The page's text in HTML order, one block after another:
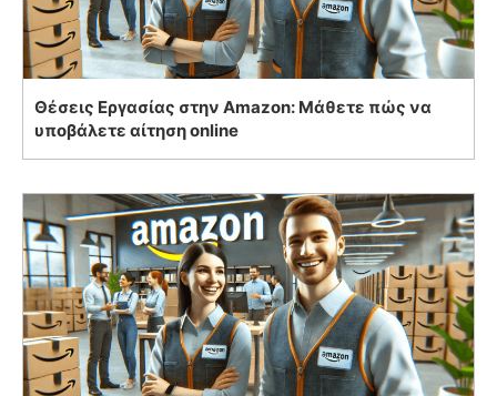
Θέσεις Εργασίας στην Amazon: Μάθετε πώς να
υποβάλετε αίτηση online